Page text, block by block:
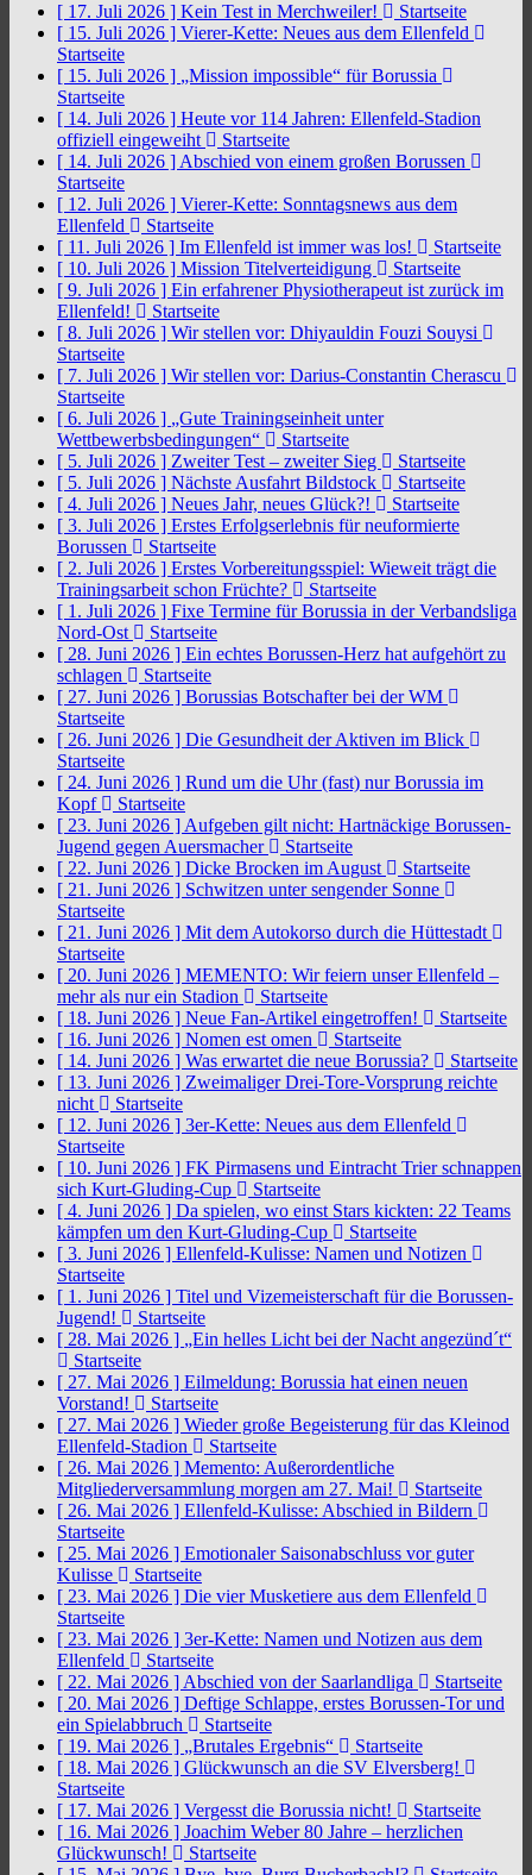
[ 17. Juli 2026 ] Kein Test in Merchweiler!
Startseite
[ 15. Juli 2026 ] Vierer-Kette: Neues aus dem Ellenfeld
Startseite
[ 15. Juli 2026 ] „Mission impossible“ für Borussia
Startseite
[ 14. Juli 2026 ] Heute vor 114 Jahren: Ellenfeld-Stadion
offiziell eingeweiht
Startseite
[ 14. Juli 2026 ] Abschied von einem großen Borussen
Startseite
[ 12. Juli 2026 ] Vierer-Kette: Sonntagsnews aus dem
Ellenfeld
Startseite
[ 11. Juli 2026 ] Im Ellenfeld ist immer was los!
Startseite
[ 10. Juli 2026 ] Mission Titelverteidigung
Startseite
[ 9. Juli 2026 ] Ein erfahrener Physiotherapeut ist zurück im
Ellenfeld!
Startseite
[ 8. Juli 2026 ] Wir stellen vor: Dhiyauldin Fouzi Souysi
Startseite
[ 7. Juli 2026 ] Wir stellen vor: Darius-Constantin Cherascu
Startseite
[ 6. Juli 2026 ] „Gute Trainingseinheit unter
Wettbewerbsbedingungen“
Startseite
[ 5. Juli 2026 ] Zweiter Test – zweiter Sieg
Startseite
[ 5. Juli 2026 ] Nächste Ausfahrt Bildstock
Startseite
[ 4. Juli 2026 ] Neues Jahr, neues Glück?!
Startseite
[ 3. Juli 2026 ] Erstes Erfolgserlebnis für neuformierte
Borussen
Startseite
[ 2. Juli 2026 ] Erstes Vorbereitungsspiel: Wieweit trägt die
Trainingsarbeit schon Früchte?
Startseite
[ 1. Juli 2026 ] Fixe Termine für Borussia in der Verbandsliga
Nord-Ost
Startseite
[ 28. Juni 2026 ] Ein echtes Borussen-Herz hat aufgehört zu
schlagen
Startseite
[ 27. Juni 2026 ] Borussias Botschafter bei der WM
Startseite
[ 26. Juni 2026 ] Die Gesundheit der Aktiven im Blick
Startseite
[ 24. Juni 2026 ] Rund um die Uhr (fast) nur Borussia im
Kopf
Startseite
[ 23. Juni 2026 ] Aufgeben gilt nicht: Hartnäckige Borussen-
Jugend gegen Auersmacher
Startseite
[ 22. Juni 2026 ] Dicke Brocken im August
Startseite
[ 21. Juni 2026 ] Schwitzen unter sengender Sonne
Startseite
[ 21. Juni 2026 ] Mit dem Autokorso durch die Hüttestadt
Startseite
[ 20. Juni 2026 ] MEMENTO: Wir feiern unser Ellenfeld –
mehr als nur ein Stadion
Startseite
[ 18. Juni 2026 ] Neue Fan-Artikel eingetroffen!
Startseite
[ 16. Juni 2026 ] Nomen est omen
Startseite
[ 14. Juni 2026 ] Was erwartet die neue Borussia?
Startseite
[ 13. Juni 2026 ] Zweimaliger Drei-Tore-Vorsprung reichte
nicht
Startseite
[ 12. Juni 2026 ] 3er-Kette: Neues aus dem Ellenfeld
Startseite
[ 10. Juni 2026 ] FK Pirmasens und Eintracht Trier schnappen
sich Kurt-Gluding-Cup
Startseite
[ 4. Juni 2026 ] Da spielen, wo einst Stars kickten: 22 Teams
kämpfen um den Kurt-Gluding-Cup
Startseite
[ 3. Juni 2026 ] Ellenfeld-Kulisse: Namen und Notizen
Startseite
[ 1. Juni 2026 ] Titel und Vizemeisterschaft für die Borussen-
Jugend!
Startseite
[ 28. Mai 2026 ] „Ein helles Licht bei der Nacht angezünd´t“
Startseite
[ 27. Mai 2026 ] Eilmeldung: Borussia hat einen neuen
Vorstand!
Startseite
[ 27. Mai 2026 ] Wieder große Begeisterung für das Kleinod
Ellenfeld-Stadion
Startseite
[ 26. Mai 2026 ] Memento: Außerordentliche
Mitgliederversammlung morgen am 27. Mai!
Startseite
[ 26. Mai 2026 ] Ellenfeld-Kulisse: Abschied in Bildern
Startseite
[ 25. Mai 2026 ] Emotionaler Saisonabschluss vor guter
Kulisse
Startseite
[ 23. Mai 2026 ] Die vier Musketiere aus dem Ellenfeld
Startseite
[ 23. Mai 2026 ] 3er-Kette: Namen und Notizen aus dem
Ellenfeld
Startseite
[ 22. Mai 2026 ] Abschied von der Saarlandliga
Startseite
[ 20. Mai 2026 ] Deftige Schlappe, erstes Borussen-Tor und
ein Spielabbruch
Startseite
[ 19. Mai 2026 ] „Brutales Ergebnis“
Startseite
[ 18. Mai 2026 ] Glückwunsch an die SV Elversberg!
Startseite
[ 17. Mai 2026 ] Vergesst die Borussia nicht!
Startseite
[ 16. Mai 2026 ] Joachim Weber 80 Jahre – herzlichen
Glückwunsch!
Startseite